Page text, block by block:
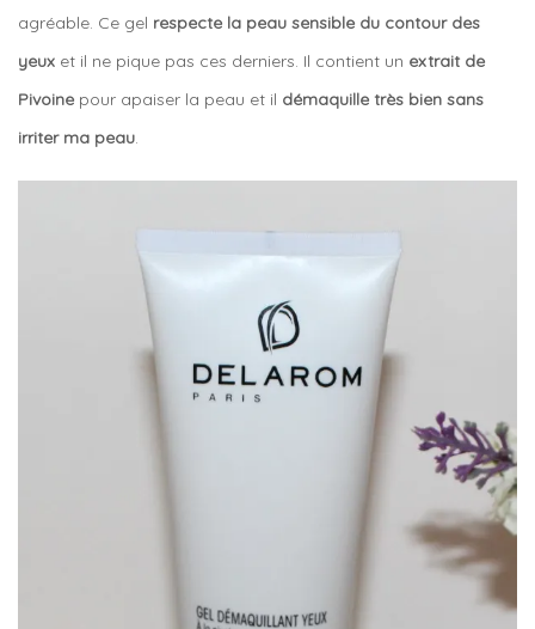
agréable. Ce gel respecte la peau sensible du contour des
yeux et il ne pique pas ces derniers. Il contient un extrait de
Pivoine pour apaiser la peau et il démaquille très bien sans
irriter ma peau.